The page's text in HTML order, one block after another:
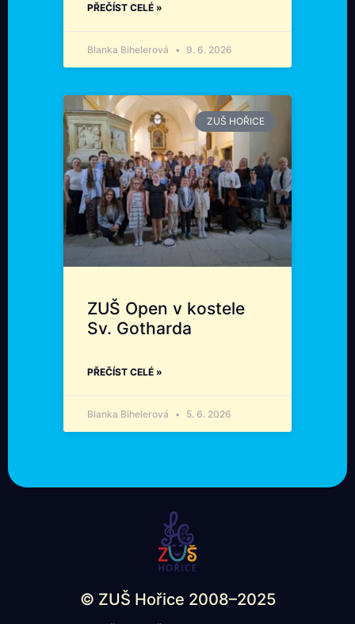
PŘEČÍST CELÉ »
Blanka Bihelerová 9. 6. 2026
ZUŠ HOŘICE
ZUŠ Open v kostele
Sv. Gotharda
PŘEČÍST CELÉ »
Blanka Bihelerová 5. 6. 2026
© ZUŠ Hořice 2008–2025